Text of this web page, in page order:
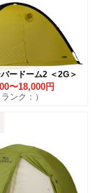
ードーム2 ＜2G＞
〜18,000円
ランク：）